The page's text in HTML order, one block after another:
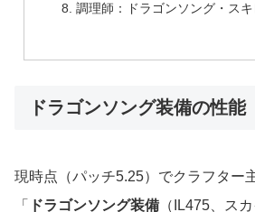
調理師：ドラゴンソング・スキ
ドラゴンソング装備の性能
現時点（パッチ5.25）でクラフター
「
ドラゴンソング装備 （IL475、ス